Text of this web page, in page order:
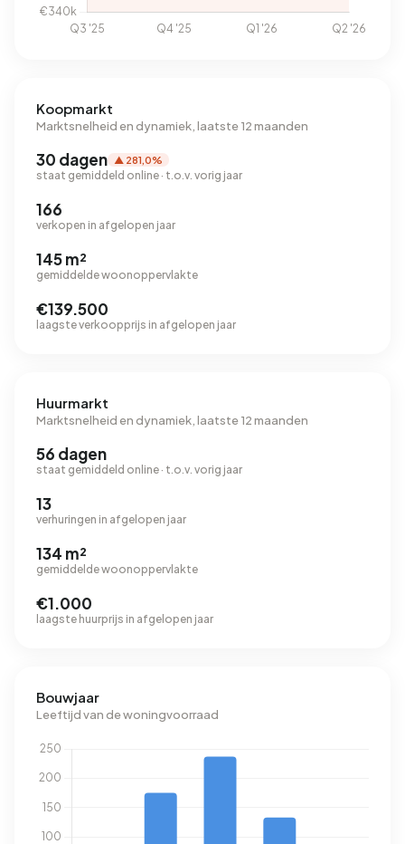
Koopmarkt
Marktsnelheid en dynamiek, laatste 12 maanden
30 dagen ▲ 281,0%
staat gemiddeld online · t.o.v. vorig jaar
166
verkopen in afgelopen jaar
145 m²
gemiddelde woonoppervlakte
€139.500
laagste verkoopprijs in afgelopen jaar
Huurmarkt
Marktsnelheid en dynamiek, laatste 12 maanden
56 dagen
staat gemiddeld online · t.o.v. vorig jaar
13
verhuringen in afgelopen jaar
134 m²
gemiddelde woonoppervlakte
€1.000
laagste huurprijs in afgelopen jaar
Bouwjaar
Leeftijd van de woningvoorraad